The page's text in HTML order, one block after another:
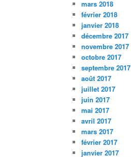
mars 2018
février 2018
janvier 2018
décembre 2017
novembre 2017
octobre 2017
septembre 2017
août 2017
juillet 2017
juin 2017
mai 2017
avril 2017
mars 2017
février 2017
janvier 2017